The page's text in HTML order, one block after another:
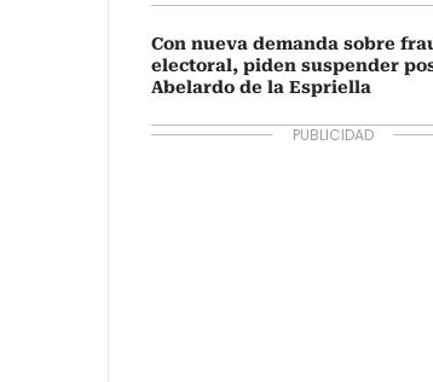
Con nueva demanda sobre
electoral, piden suspender
Abelardo de la Espriella